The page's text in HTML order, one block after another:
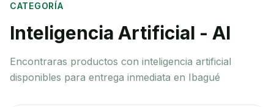
CATEGORÍA
Inteligencia Artificial - AI
Encontraras productos con inteligencia artificial
disponibles para entrega inmediata en Ibagué